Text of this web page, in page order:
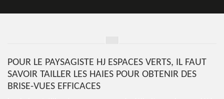
POUR LE PAYSAGISTE HJ ESPACES VERTS, IL FAUT
SAVOIR TAILLER LES HAIES POUR OBTENIR DES
BRISE-VUES EFFICACES